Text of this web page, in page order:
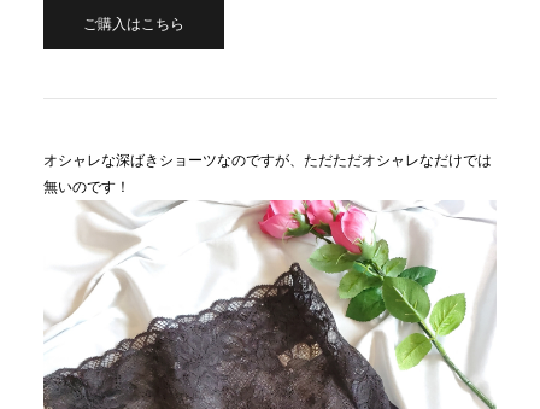
ご購入はこちら
オシャレな深ばきショーツなのですが、ただただオシャレなだけでは
無いのです！